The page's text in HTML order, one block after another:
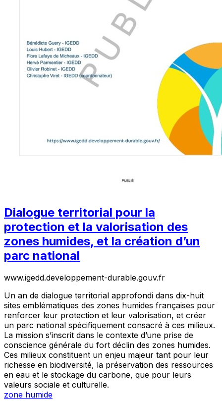
Dialogue territorial pour la
protection et la valorisation des
zones humides, et la création d’un
parc national
www.igedd.developpement-durable.gouv.fr
Un an de dialogue territorial approfondi dans dix-huit
sites emblématiques des zones humides françaises pour
renforcer leur protection et leur valorisation, et créer
un parc national spécifiquement consacré à ces milieux.
La mission s’inscrit dans le contexte d’une prise de
conscience générale du fort déclin des zones humides.
Ces milieux constituent un enjeu majeur tant pour leur
richesse en biodiversité, la préservation des ressources
en eau et le stockage du carbone, que pour leurs
valeurs sociale et culturelle.
zone humide